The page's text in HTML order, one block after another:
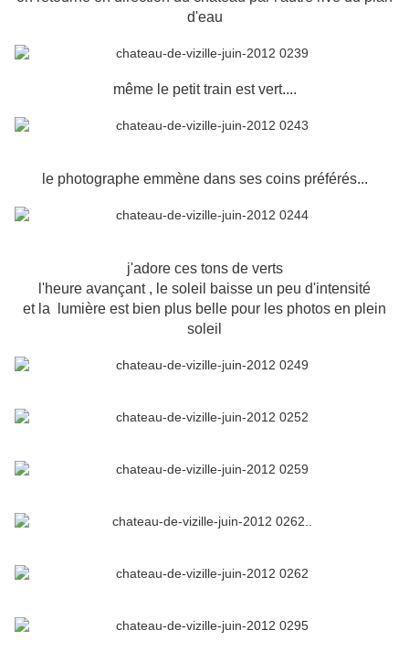
d'eau
même le petit train est vert....
le photographe emmène dans ses coins préférés...
j'adore ces tons de verts
l'heure avançant , le soleil baisse un peu d'intensité
et la lumière est bien plus belle pour les photos en plein
soleil